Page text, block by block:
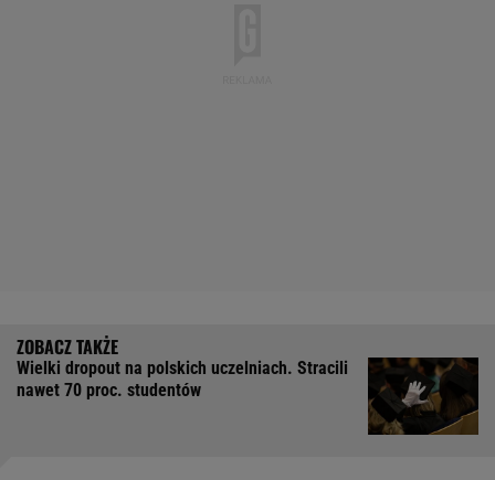
Wielki dropout na polskich uczelniach. Stracili
nawet 70 proc. studentów